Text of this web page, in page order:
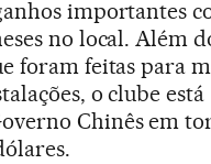
importantes
no local. Além
foram feitas para
o clube está
Chinês em